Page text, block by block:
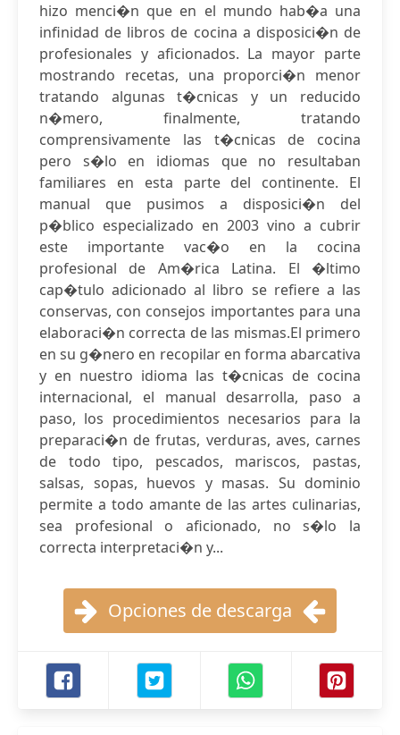
hizo menci�n que en el mundo hab�a una
infinidad de libros de cocina a disposici�n de
profesionales y aficionados. La mayor parte
mostrando recetas, una proporci�n menor
tratando algunas t�cnicas y un reducido
n�mero, finalmente, tratando
comprensivamente las t�cnicas de cocina
pero s�lo en idiomas que no resultaban
familiares en esta parte del continente. El
manual que pusimos a disposici�n del
p�blico especializado en 2003 vino a cubrir
este importante vac�o en la cocina
profesional de Am�rica Latina. El �ltimo
cap�tulo adicionado al libro se refiere a las
conservas, con consejos importantes para una
elaboraci�n correcta de las mismas.El primero
en su g�nero en recopilar en forma abarcativa
y en nuestro idioma las t�cnicas de cocina
internacional, el manual desarrolla, paso a
paso, los procedimientos necesarios para la
preparaci�n de frutas, verduras, aves, carnes
de todo tipo, pescados, mariscos, pastas,
salsas, sopas, huevos y masas. Su dominio
permite a todo amante de las artes culinarias,
sea profesional o aficionado, no s�lo la
correcta interpretaci�n y...
Opciones de descarga